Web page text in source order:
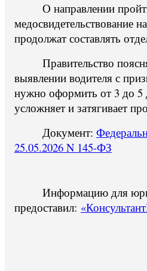
О направлении
медосвидетельствование
продолжат составлять
Правительство
выявлении водителя с
нужно оформить от 3 до 5
усложняет и затягивает
Документ:
25.05.2026 N 145-ФЗ
Информацию для
предоставил: